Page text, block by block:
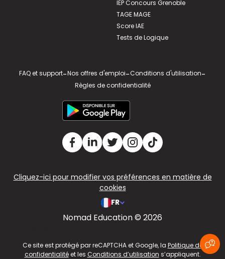
IEP Concours Grenoble
TAGE MAGE
Score IAE
Tests de Logique
FAQ et support-Nos offres d'emploi-Conditions d'utilisation-
Règles de confidentialité
Cliquez-ici pour modifier vos préférences en matière de
cookies
FR
Nomad Education © 2026
Ce site est protégé par reCAPTCHA et Google, la Politique de
confidentialitéet les Conditions d’utilisation s’appliquent.